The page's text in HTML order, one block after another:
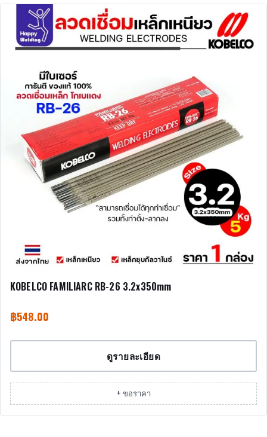
KOBELCO FAMILIARC RB-26 3.2x350mm
฿548.00
ดูรายละเอียด
+ ขอราคา